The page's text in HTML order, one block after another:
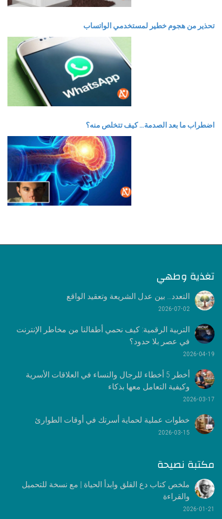
تحذير من هجوم خطير لمستخدمي الواتساب
اضطراب ما بعد الصدمة… كيف تتخلص منه؟
تغذية وطهي
التعدد… بين عدل الشريعة وتعقيد الواقع
2026-07-02
التربية الرقمية: كيف نحمي أطفالنا من مخاطر الإنترنت
في عصر بلا حدود؟
2026-04-19
أخطر 5 أخطاء للرجال والنساء في العلاقات الأسرية
وكيفية التعامل معها بذكاء
2026-03-17
خطوات عملية لحماية أسرتك في أوقات الطوارئ
2026-03-15
مكتبة نصيحة
ملخص كتاب دع القلق وابدأ الحياة | مع نسخة للتحميل
والقراءة
2026-01-21